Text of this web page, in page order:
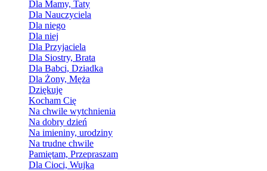
Dla Mamy, Taty
Dla Nauczyciela
Dla niego
Dla niej
Dla Przyjaciela
Dla Siostry, Brata
Dla Babci, Dziadka
Dla Żony, Męża
Dziękuję
Kocham Cię
Na chwile wytchnienia
Na dobry dzień
Na imieniny, urodziny
Na trudne chwile
Pamiętam, Przepraszam
Dla Cioci, Wujka